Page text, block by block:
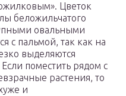
Цветок
беложильчатого
овальными
с пальмой, так как на
выделяются
поместить рядом с
растения, то
и